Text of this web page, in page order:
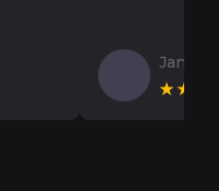
Jan V